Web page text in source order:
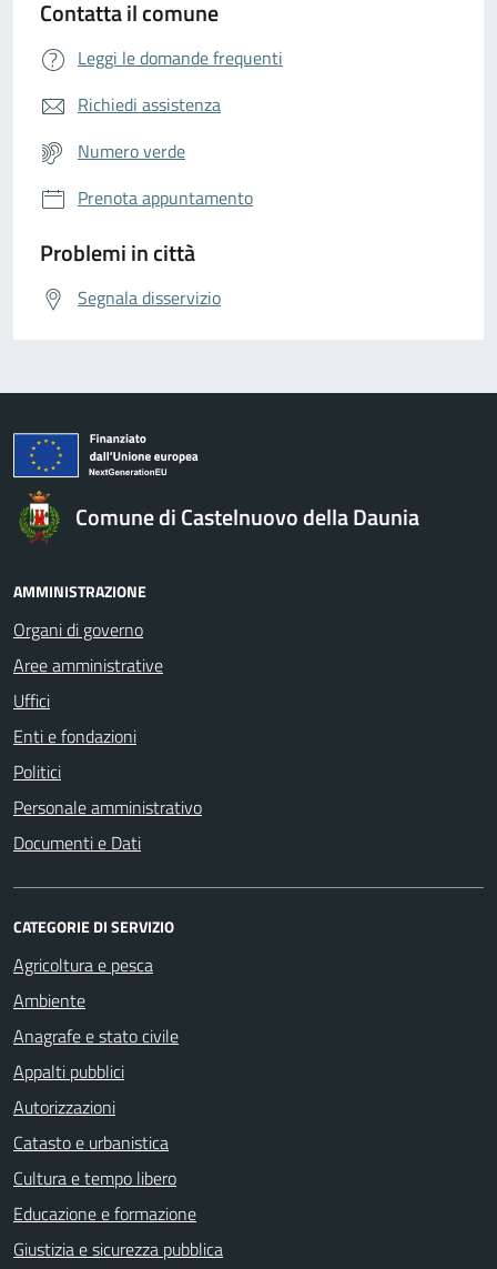
Contatta il comune
Leggi le domande frequenti
Richiedi assistenza
Numero verde
Prenota appuntamento
Problemi in città
Segnala disservizio
Comune di Castelnuovo della Daunia
AMMINISTRAZIONE
Organi di governo
Aree amministrative
Uffici
Enti e fondazioni
Politici
Personale amministrativo
Documenti e Dati
CATEGORIE DI SERVIZIO
Agricoltura e pesca
Ambiente
Anagrafe e stato civile
Appalti pubblici
Autorizzazioni
Catasto e urbanistica
Cultura e tempo libero
Educazione e formazione
Giustizia e sicurezza pubblica